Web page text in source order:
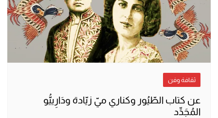
ثقافة وفن
عن كتاب الطّيُور وكناري ميّ زيّادة ودَارِييُّو
المُجَدِّد